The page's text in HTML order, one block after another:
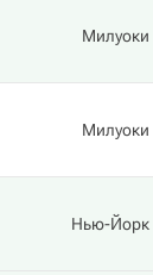
Милуоки
Милуоки
Нью-Йорк